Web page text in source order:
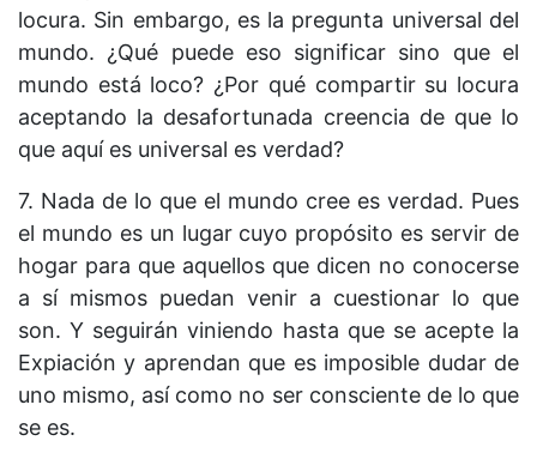
locura. Sin embargo, es la pregunta universal del
mundo. ¿Qué puede eso significar sino que el
mundo está loco? ¿Por qué compartir su locura
aceptando la desafortunada creencia de que lo
que aquí es universal es verdad?
7. Nada de lo que el mundo cree es verdad. Pues
el mundo es un lugar cuyo propósito es servir de
hogar para que aquellos que dicen no conocerse
a sí mismos puedan venir a cuestionar lo que
son. Y seguirán viniendo hasta que se acepte la
Expiación y aprendan que es imposible dudar de
uno mismo, así como no ser consciente de lo que
se es.